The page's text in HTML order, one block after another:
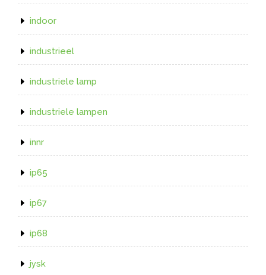
indoor
industrieel
industriele lamp
industriele lampen
innr
ip65
ip67
ip68
jysk